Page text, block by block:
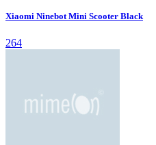
Xiaomi Ninebot Mini Scooter Black
264